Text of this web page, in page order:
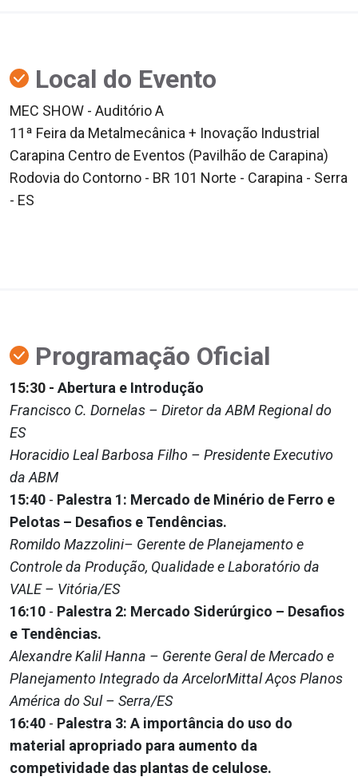
Local do Evento
MEC SHOW - Auditório A
11ª Feira da Metalmecânica + Inovação Industrial
Carapina Centro de Eventos (Pavilhão de Carapina)
Rodovia do Contorno - BR 101 Norte - Carapina - Serra
- ES
Programação Oficial
15:30 - Abertura e Introdução
Francisco C. Dornelas – Diretor da ABM Regional do
ES
Horacidio Leal Barbosa Filho – Presidente Executivo
da ABM
15:40 - Palestra 1: Mercado de Minério de Ferro e
Pelotas – Desafios e Tendências.
Romildo Mazzolini– Gerente de Planejamento e
Controle da Produção, Qualidade e Laboratório da
VALE – Vitória/ES
16:10 - Palestra 2: Mercado Siderúrgico – Desafios
e Tendências.
Alexandre Kalil Hanna – Gerente Geral de Mercado e
Planejamento Integrado da ArcelorMittal Aços Planos
América do Sul – Serra/ES
16:40 - Palestra 3: A importância do uso do
material apropriado para aumento da
competividade das plantas de celulose.